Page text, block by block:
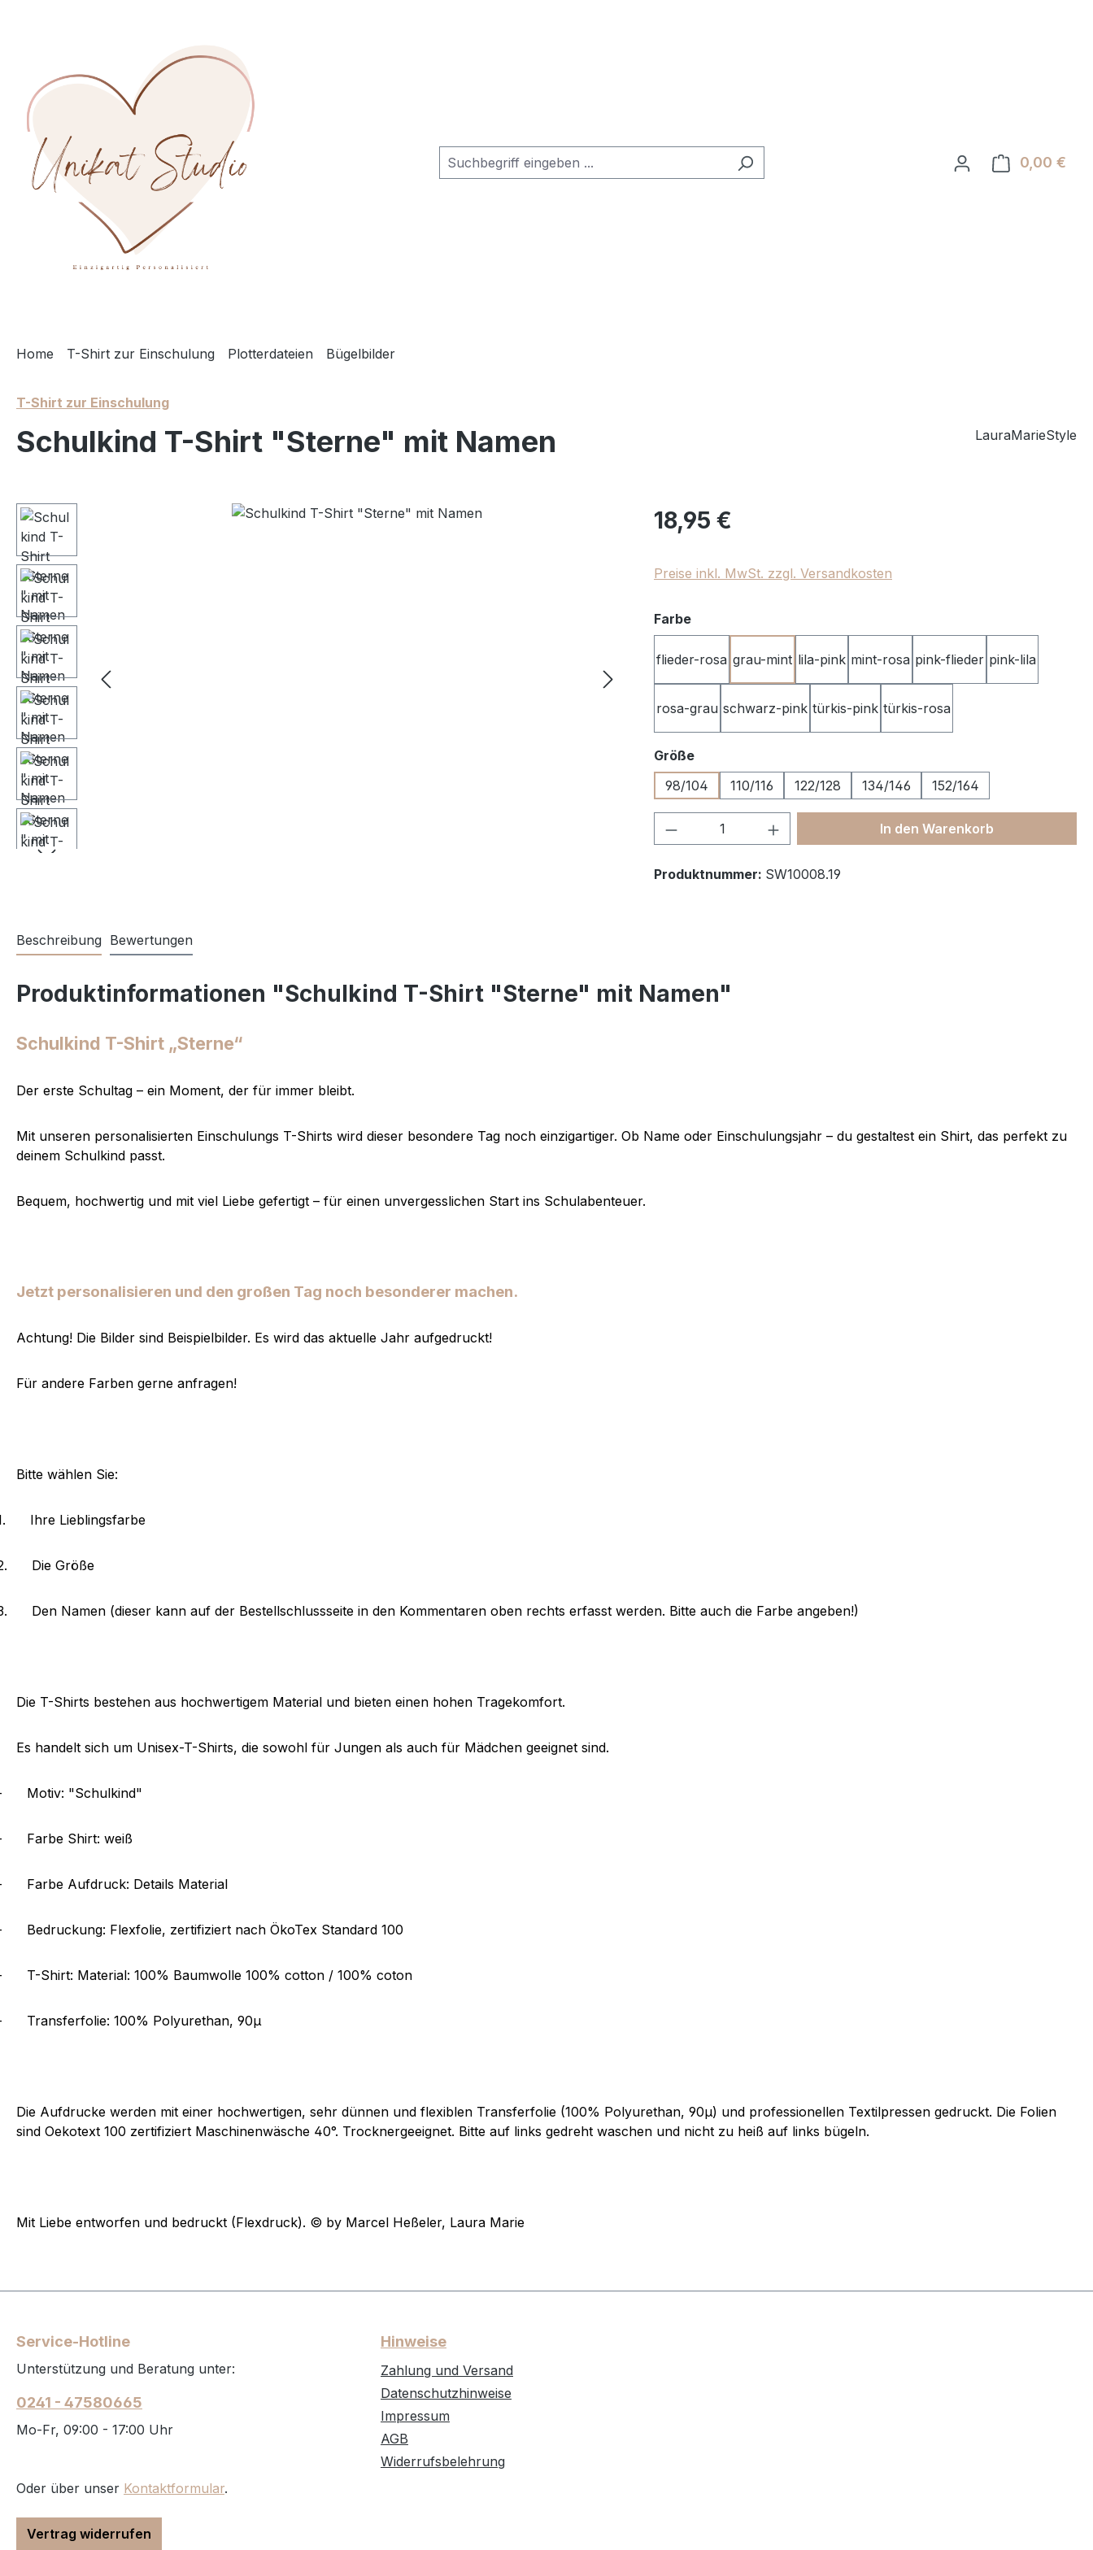
0,00 €
Home T-Shirt zur Einschulung Plotterdateien Bügelbilder
T-Shirt zur Einschulung
Schulkind T-Shirt "Sterne" mit Namen LauraMarieStyle
Bildergalerie überspringen Regulärer Preis:
18,95 €
Preise inkl. MwSt. zzgl. Versandkosten
Farbeauswählen
flieder-rosa grau-mint lila-pink mint-rosa pink-flieder pink-lila
rosa-grau schwarz-pink türkis-pink türkis-rosa
Größeauswählen
98/104
110/116 122/128 134/146 152/164
Produkt Anzahl: Gib den gewünschten Wert
In den Warenkorb
Produktnummer: SW10008.19
Beschreibung Bewertungen
Produktinformationen "Schulkind T-Shirt "Sterne" mit Namen"
Schulkind T-Shirt „Sterne“
Der erste Schultag – ein Moment, der für immer bleibt.
Mit unseren personalisierten Einschulungs T-Shirts wird dieser besondere Tag noch einzigartiger. Ob Name oder Einschulungsjahr – du gestaltest ein Shirt, das perfekt zu
deinem Schulkind passt.
Bequem, hochwertig und mit viel Liebe gefertigt – für einen unvergesslichen Start ins Schulabenteuer.
Jetzt personalisieren und den großen Tag noch besonderer machen.
Achtung! Die Bilder sind Beispielbilder. Es wird das aktuelle Jahr aufgedruckt!
Für andere Farben gerne anfragen!
Bitte wählen Sie:
Ihre Lieblingsfarbe
Die Größe
Den Namen (dieser kann auf der Bestellschlussseite in den Kommentaren oben rechts erfasst werden. Bitte auch die Farbe angeben!)
Die T-Shirts bestehen aus hochwertigem Material und bieten einen hohen Tragekomfort.
Es handelt sich um Unisex-T-Shirts, die sowohl für Jungen als auch für Mädchen geeignet sind.
Motiv: "Schulkind"
Farbe Shirt: weiß
Farbe Aufdruck: Details Material
Bedruckung: Flexfolie, zertifiziert nach ÖkoTex Standard 100
T-Shirt: Material: 100% Baumwolle 100% cotton / 100% coton
Transferfolie: 100% Polyurethan, 90µ
Die Aufdrucke werden mit einer hochwertigen, sehr dünnen und flexiblen Transferfolie (100% Polyurethan, 90µ) und professionellen Textilpressen gedruckt. Die Folien
sind Oekotext 100 zertifiziert Maschinenwäsche 40°. Trocknergeeignet. Bitte auf links gedreht waschen und nicht zu heiß auf links bügeln.
Mit Liebe entworfen und bedruckt (Flexdruck). © by Marcel Heßeler, Laura Marie
Service-Hotline
Unterstützung und Beratung unter:
0241 - 47580665
Mo-Fr, 09:00 - 17:00 Uhr
Oder über unser Kontaktformular.
Vertrag widerrufen
Hinweise
Zahlung und Versand
Datenschutzhinweise
Impressum
AGB
Widerrufsbelehrung